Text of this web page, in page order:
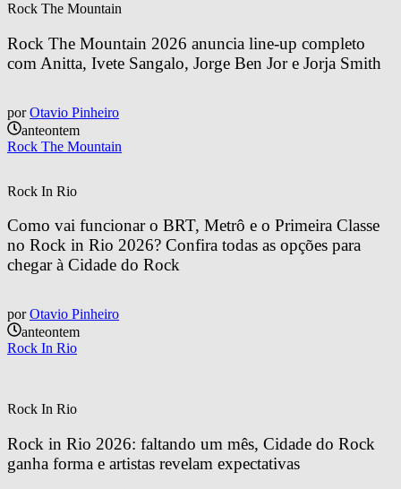
Rock The Mountain
Rock The Mountain 2026 anuncia line-up completo
com Anitta, Ivete Sangalo, Jorge Ben Jor e Jorja Smith
por Otavio Pinheiro
anteontem
Rock The Mountain
Rock In Rio
Como vai funcionar o BRT, Metrô e o Primeira Classe
no Rock in Rio 2026? Confira todas as opções para
chegar à Cidade do Rock
por Otavio Pinheiro
anteontem
Rock In Rio
Rock In Rio
Rock in Rio 2026: faltando um mês, Cidade do Rock
ganha forma e artistas revelam expectativas